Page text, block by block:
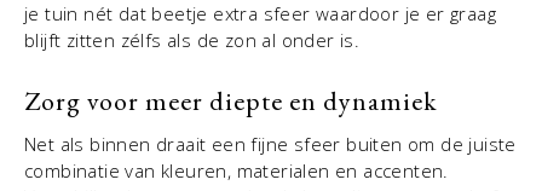
je tuin nét dat beetje extra sfeer waardoor je er graag
blijft zitten zélfs als de zon al onder is.
Zorg voor meer diepte en dynamiek
Net als binnen draait een fijne sfeer buiten om de juiste
combinatie van kleuren, materialen en accenten.